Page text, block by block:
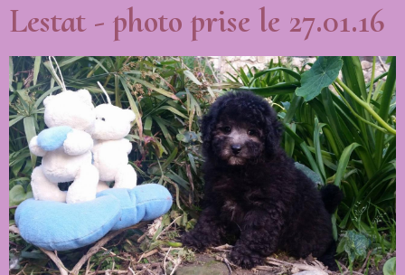
Lestat - photo prise le 27.01.16